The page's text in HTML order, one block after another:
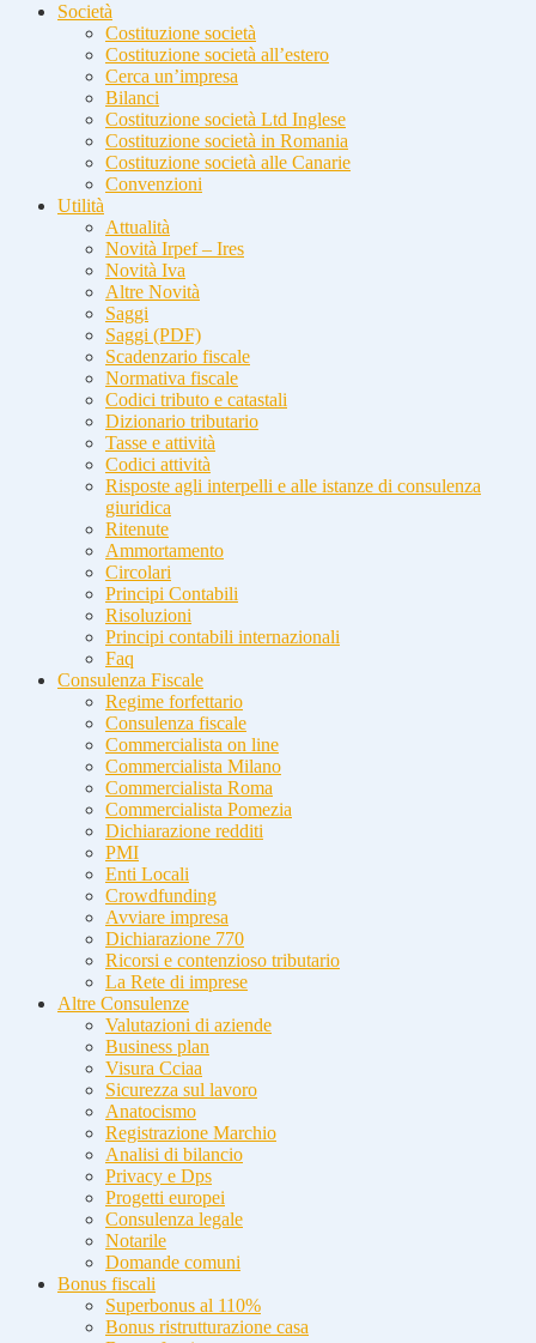
Società
Costituzione società
Costituzione società all’estero
Cerca un’impresa
Bilanci
Costituzione società Ltd Inglese
Costituzione società in Romania
Costituzione società alle Canarie
Convenzioni
Utilità
Attualità
Novità Irpef – Ires
Novità Iva
Altre Novità
Saggi
Saggi (PDF)
Scadenzario fiscale
Normativa fiscale
Codici tributo e catastali
Dizionario tributario
Tasse e attività
Codici attività
Risposte agli interpelli e alle istanze di consulenza
giuridica
Ritenute
Ammortamento
Circolari
Principi Contabili
Risoluzioni
Principi contabili internazionali
Faq
Consulenza Fiscale
Regime forfettario
Consulenza fiscale
Commercialista on line
Commercialista Milano
Commercialista Roma
Commercialista Pomezia
Dichiarazione redditi
PMI
Enti Locali
Crowdfunding
Avviare impresa
Dichiarazione 770
Ricorsi e contenzioso tributario
La Rete di imprese
Altre Consulenze
Valutazioni di aziende
Business plan
Visura Cciaa
Sicurezza sul lavoro
Anatocismo
Registrazione Marchio
Analisi di bilancio
Privacy e Dps
Progetti europei
Consulenza legale
Notarile
Domande comuni
Bonus fiscali
Superbonus al 110%
Bonus ristrutturazione casa